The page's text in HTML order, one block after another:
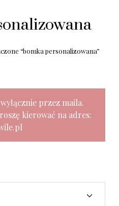
“bomka personalizowana”
przez maila.
kierować na adres: